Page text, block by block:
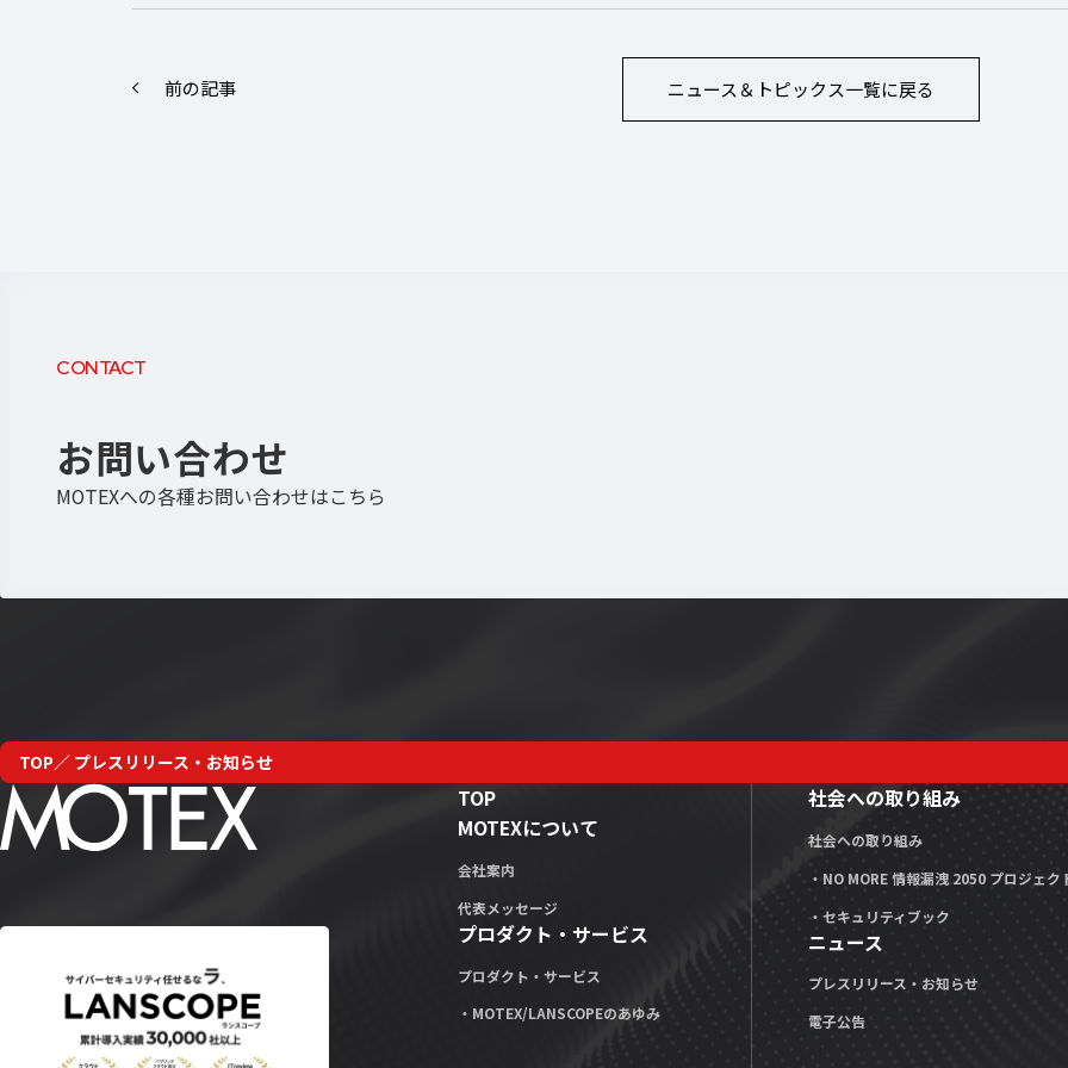
前の記事 ニュース＆トピックス一覧に戻る
CONTACT
お問い合わせ
MOTEXへの各種お問い合わせはこちら
TOP プレスリリース・お知らせ
TOP
MOTEXについて
会社案内
代表メッセージ
プロダクト・サービス
プロダクト・サービス
・MOTEX/LANSCOPEのあゆみ
社会への取り組み
社会への取り組み
・NO MORE 情報漏洩 2050 プロジェク
・セキュリティブック
ニュース
プレスリリース・お知らせ
電子公告